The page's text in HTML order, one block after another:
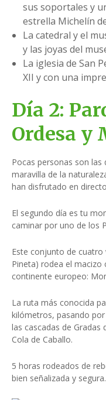
sus soportales y
estrella Michelín
La catedral y el
y las joyas del
La iglesia de San
XII y con una
Día 2:
Ordesa y
Pocas personas son las
maravilla de la
han disfrutado en
El segundo día es tu
caminar por uno de los
Este conjunto de cuatro
Pineta) rodea el
continente europeo:
La ruta más conocida
kilómetros, pasando
las cascadas de Gradas
Cola de Caballo.
5 horas rodeados de
bien señalizada y segura.